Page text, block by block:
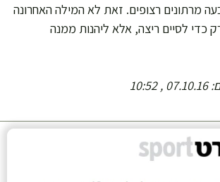
מרתונים רצופים. זאת לא המילה האחרונה
כדי לסיים ריצה, אלא ליהנות ממנה
10:52